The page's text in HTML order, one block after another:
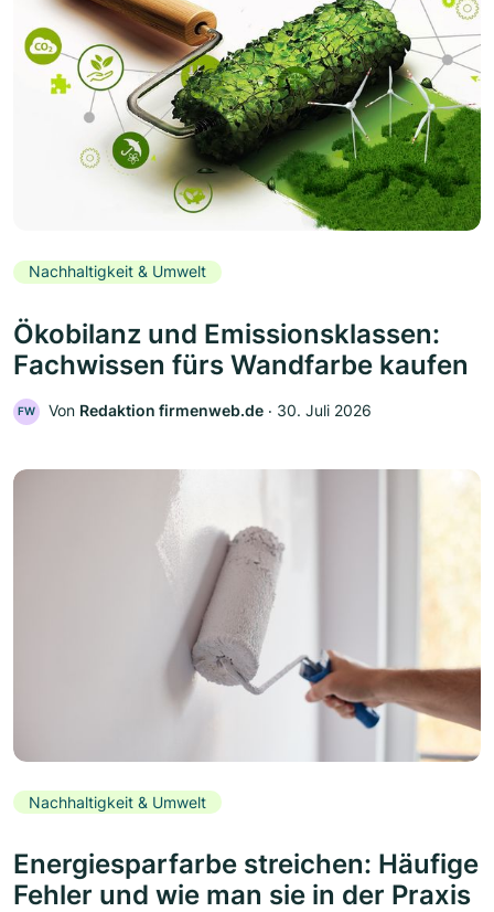
Nachhaltigkeit & Umwelt
Ökobilanz und Emissionsklassen:
Fachwissen fürs Wandfarbe kaufen
FW Von Redaktion firmenweb.de ‧ 30. Juli 2026
Nachhaltigkeit & Umwelt
Energiesparfarbe streichen: Häufige
Fehler und wie man sie in der Praxis